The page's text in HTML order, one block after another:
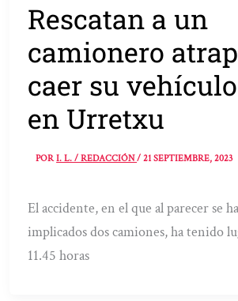
Rescatan a un
camionero
caer su
en Urretxu
PORI. L. / REDACCIÓN/21 SEPTIEMBRE, 2023
El accidente, en el que al parecer se
implicados dos camiones, ha tenido
11.45 horas